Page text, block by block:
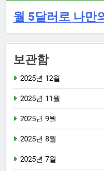
월 5달러로 나만
보관함
2025년 12월
2025년 11월
2025년 9월
2025년 8월
2025년 7월